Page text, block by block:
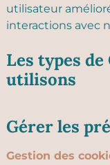
utilisateur
interactions avec
Les types
utilisons
Gérer les
Gestion des